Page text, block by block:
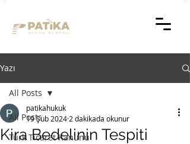
Yazı
All Posts
Türk Ticaret Kanunu
All Posts
Kira Bedelinin Tespiti
patikahukuk
19 Şub 2024 2 dakikada okunur